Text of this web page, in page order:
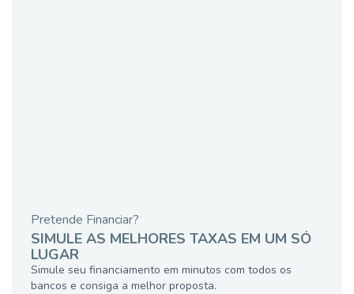
Pretende Financiar?
SIMULE AS MELHORES TAXAS EM UM SÓ
LUGAR
Simule seu financiamento em minutos com todos os
bancos e consiga a melhor proposta.